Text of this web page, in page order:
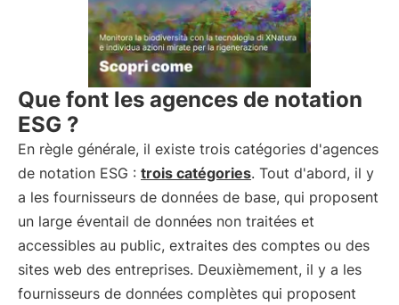
Que font les agences de notation
ESG ?
En règle générale, il existe trois catégories d'agences
de notation ESG : trois catégories. Tout d'abord, il y
a les fournisseurs de données de base, qui proposent
un large éventail de données non traitées et
accessibles au public, extraites des comptes ou des
sites web des entreprises. Deuxièmement, il y a les
fournisseurs de données complètes qui proposent